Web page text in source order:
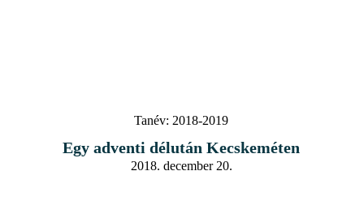
Tanév: 2018-2019
Egy adventi délután Kecskeméten
2018. december 20.